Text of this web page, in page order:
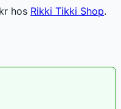
kr hos Rikki Tikki Shop.